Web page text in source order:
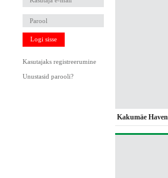
Logi sisse
Kasutajaks registreerumine
Unustasid parooli?
Kakumäe Haven